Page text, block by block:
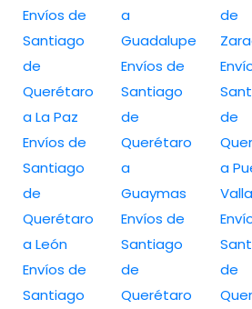
Envíos de
Santiago
de
Querétaro
a La Paz
Envíos de
Santiago
de
Querétaro
a León
Envíos de
Santiago
a
Guadalupe
Envíos de
Santiago
de
Querétaro
a
Guaymas
Envíos de
Santiago
de
Querétaro
de
de
a
de